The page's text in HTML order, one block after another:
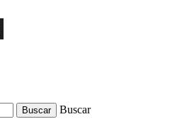
Buscar